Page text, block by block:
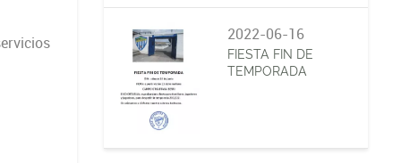
2022-06-16
FIESTA FIN DE
TEMPORADA